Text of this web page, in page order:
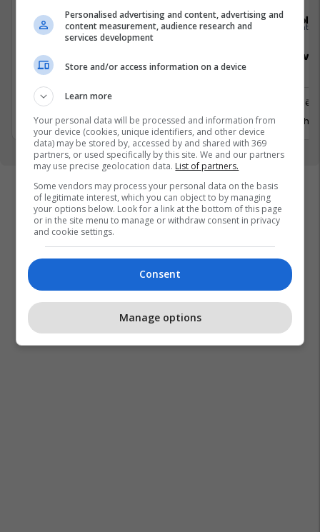
Elkos Group
Specialist Mishi (Kasap)
Ferizaj
3 Gusht 2026
Sales
Prishtinë
29 Gusht
Personalised advertising and content, advertising and
content measurement, audience research and
services development
Store and/or access information on a device
Learn more
Your personal data will be processed and information from
your device (cookies, unique identifiers, and other device
data) may be stored by, accessed by and shared with 369
partners, or used specifically by this site. We and our partners
may use precise geolocation data. List of partners.
Some vendors may process your personal data on the basis
of legitimate interest, which you can object to by managing
your options below. Look for a link at the bottom of this page
or in the site menu to manage or withdraw consent in privacy
and cookie settings.
Consent
Manage options